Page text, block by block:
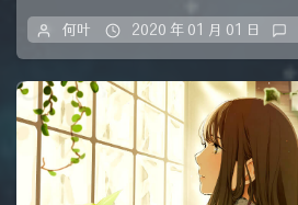
何叶 2020 年 01 月 01 日